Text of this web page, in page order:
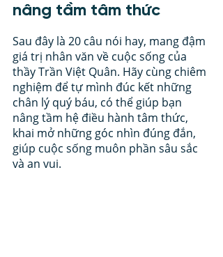
nâng tầm tâm thức
Sau đây là 20 câu nói hay, mang đậm
giá trị nhân văn về cuộc sống của
thầy Trần Việt Quân. Hãy cùng chiêm
nghiệm để tự mình đúc kết những
chân lý quý báu, có thể giúp bạn
nâng tầm hệ điều hành tâm thức,
khai mở những góc nhìn đúng đắn,
giúp cuộc sống muôn phần sâu sắc
và an vui.